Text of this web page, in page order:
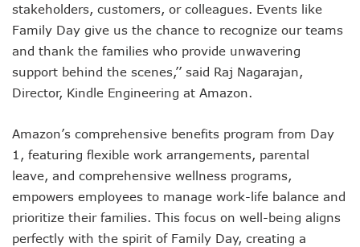
stakeholders, customers, or colleagues. Events like
Family Day give us the chance to recognize our teams
and thank the families who provide unwavering
support behind the scenes,’’ said Raj Nagarajan,
Director, Kindle Engineering at Amazon.
Amazon’s comprehensive benefits program from Day
1, featuring flexible work arrangements, parental
leave, and comprehensive wellness programs,
empowers employees to manage work-life balance and
prioritize their families. This focus on well-being aligns
perfectly with the spirit of Family Day, creating a